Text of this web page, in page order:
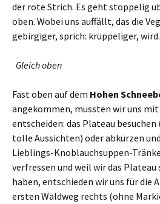
der rote Strich. Es geht stoppelig
oben. Wobei uns auffällt, das die
gebirgiger, sprich: krüppeliger, wird.
Gleich oben
Fast oben auf dem Hohen
angekommen, mussten wir uns
entscheiden: das Plateau
tolle Aussichten) oder abkürzen
Lieblings-Knoblauchsuppen-
verfressen und weil wir das
haben, entschieden wir uns für die
ersten Waldweg rechts (ohne